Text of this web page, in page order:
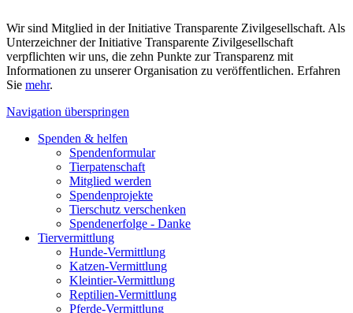
Wir sind Mitglied in der Initiative Transparente Zivilgesellschaft. Als
Unterzeichner der Initiative Transparente Zivilgesellschaft
verpflichten wir uns, die zehn Punkte zur Transparenz mit
Informationen zu unserer Organisation zu veröffentlichen. Erfahren
Sie mehr.
Navigation überspringen
Spenden & helfen
Spendenformular
Tierpatenschaft
Mitglied werden
Spendenprojekte
Tierschutz verschenken
Spendenerfolge - Danke
Tiervermittlung
Hunde-Vermittlung
Katzen-Vermittlung
Kleintier-Vermittlung
Reptilien-Vermittlung
Pferde-Vermittlung